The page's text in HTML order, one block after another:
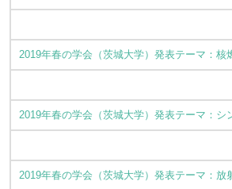
2019年春の学会（茨城大学）発表テーマ：核
2019年春の学会（茨城大学）発表テーマ：シ
2019年春の学会（茨城大学）発表テーマ：